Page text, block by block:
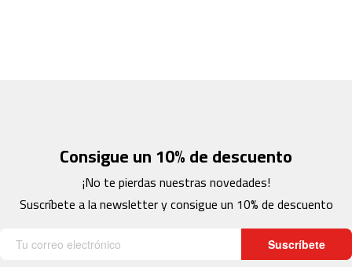
i
e
Consigue un 10% de descuento
¡No te pierdas nuestras novedades!
Suscríbete a la newsletter y consigue un 10% de descuento
Suscríbete